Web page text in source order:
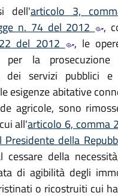
dell'articolo 3,
n. 74 del 2012
,
del 2012
, le
per la
dei servizi pubblici
esigenze abitative
agricole, sono
all'articolo 6, comma
Presidente della
cessare della
di agibilità degli
o ricostruiti cui